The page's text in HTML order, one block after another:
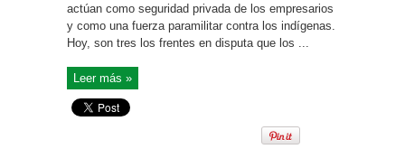
actúan como seguridad privada de los empresarios
y como una fuerza paramilitar contra los indígenas.
Hoy, son tres los frentes en disputa que los ...
Leer más »